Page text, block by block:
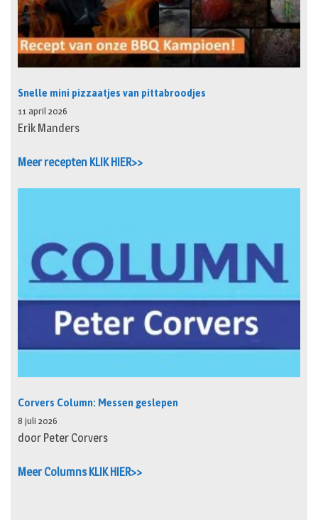
Snelle mini pizzaatjes van pittabroodjes
11 april 2026
Erik Manders
Meer recepten KLIK HIER>>
Corvers Column: Messen geslepen
8 juli 2026
door Peter Corvers
Meer Columns KLIK HIER>>